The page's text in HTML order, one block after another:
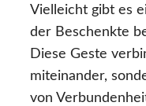
Vielleicht gibt es
der Beschenkte
Diese Geste
miteinander,
von